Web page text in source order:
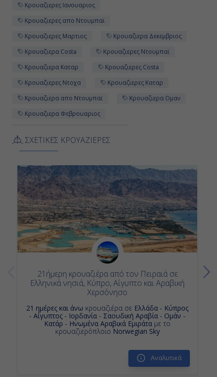
Κρουαζιερες Ιανουαριος
Κρουαζιερες απο Ντουμπαϊ
Κρουαζιερες Μαρτιος
Κρουαζιερα Δεκεμβριος
Κρουαζιερα Costa
Κρουαζιερες Ντουμπαϊ
Κρουαζιερα Καταρ
Κρουαζιερες Costa
Κρουαζιερες Ντοχα
Κρουαζιερες Καταρ
Κρουαζιερα απο Ντουμπαϊ
Κρουαζιερα Ομαν
Κρουαζιερα Φεβρουαριος
Κρουαζιερα Ντουμπαϊ
Κρουαζιερα Αραβικη Χερσονησος
Κρουαζιερες Costa Toscana
7ημερες Κρουαζιερες
Κρουαζιερα Ιανουαριος
Κρουαζιερες Δεκεμβριος
Κρουαζιερα Μουσκατ
Κρουαζιερα Ντοχα
7ημερη Κρουαζιερα
Κρουαζιερα Ηνωμενα Αραβικα Εμιρατα
Κρουαζιερες Αμπου Νταμπι
ΣΧΕΤΙΚΕΣ ΚΡΟΥΑΖΙΕΡΕΣ
21ήμερη κρουαζιέρα από τον Πειραιά σε
Ελληνικά νησιά, Κύπρο, Αίγυπτο και Αραβική
Χερσόνησο
21 ημέρες και άνω κρουαζιέρα σε Ελλάδα - Κύπρος
- Αίγυπτος - Ιορδανία - Σαουδική Αραβία - Ομάν -
Κατάρ - Ηνωμένα Αραβικά Εμιράτα με το
κρουαζιερόπλοιο Norwegian Sky
Αναλυτικά